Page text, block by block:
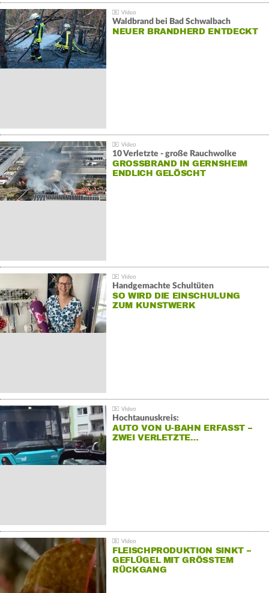
Waldbrand bei Bad Schwalbach
NEUER BRANDHERD ENTDECKT
10 Verletzte - große Rauchwolke
GROSSBRAND IN GERNSHEIM E
NDLICH GELÖSCHT
Handgemachte Schultüten
SO WIRD DIE EINSCHULUNG
ZUM KUNSTWERK
Hochtaunuskreis:
AUTO VON U-BAHN ERFASST –
ZWEI VERLETZTE…
FLEISCHPRODUKTION SINKT –
GEFLÜGEL MIT GRÖSSTEM R
ÜCKGANG